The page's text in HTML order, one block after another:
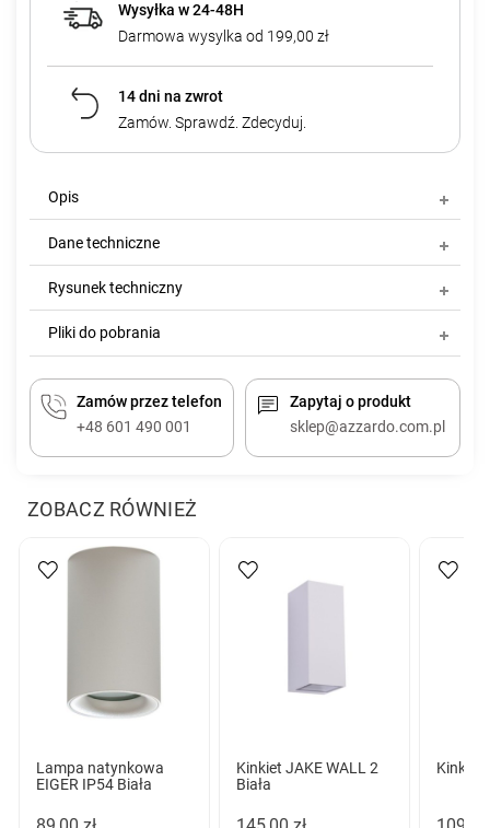
Wysyłka w 24-48H
Darmowa wysylka od 199,00 zł
14 dni na zwrot
Zamów. Sprawdź. Zdecyduj.
Opis
Dane techniczne
Rysunek techniczny
Pliki do pobrania
Zamów przez telefon
+48 601 490 001
Zapytaj o produkt
sklep@azzardo.com.pl
ZOBACZ RÓWNIEŻ
Lampa natynkowa
EIGER IP54 Biała
Kinkiet JAKE WALL 2
Biała
Kinkiet